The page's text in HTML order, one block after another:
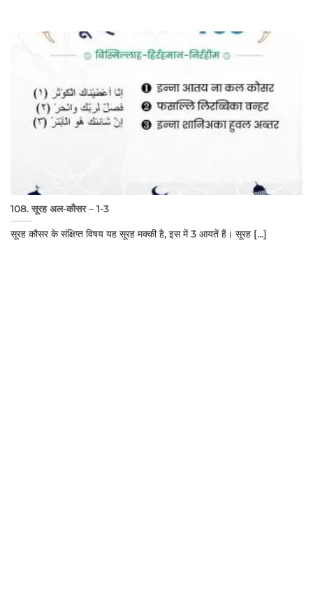
108. सूरह अल-कौसर – 1-3
सूरह कौसर के संक्षिप्त विषय यह सूरह मक्की है, इस में 3 आयतें हैं। सूरह [...]